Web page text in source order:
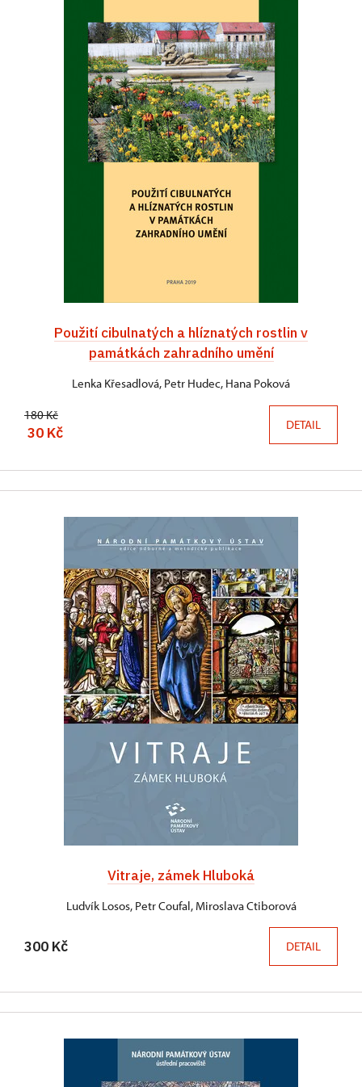
Použití cibulnatých a hlíznatých rostlin v
památkách zahradního umění
Lenka Křesadlová, Petr Hudec, Hana Poková
180 Kč
30 Kč DETAIL
Vitraje, zámek Hluboká
Ludvík Losos, Petr Coufal, Miroslava Ctiborová
300 Kč DETAIL